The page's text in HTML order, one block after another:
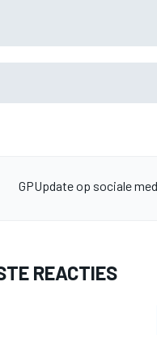
GPUpdate op sociale
REACTIES